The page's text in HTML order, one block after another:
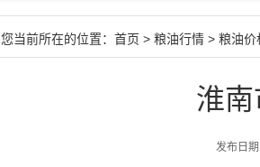
您当前所在的位置： 首页 > 粮油行情 > 粮油价
淮南
发布日